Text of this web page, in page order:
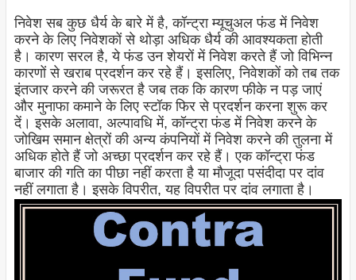
निवेश सब कुछ धैर्य के बारे में है, कॉन्ट्रा म्यूचुअल फंड में निवेश
करने के लिए निवेशकों से थोड़ा अधिक धैर्य की आवश्यकता होती
है। कारण सरल है, ये फंड उन शेयरों में निवेश करते हैं जो विभिन्न
कारणों से खराब प्रदर्शन कर रहे हैं। इसलिए, निवेशकों को तब तक
इंतजार करने की जरूरत है जब तक कि कारण फीके न पड़ जाएं
और मुनाफा कमाने के लिए स्टॉक फिर से प्रदर्शन करना शुरू कर
दें। इसके अलावा, अल्पावधि में, कॉन्ट्रा फंड में निवेश करने के
जोखिम समान क्षेत्रों की अन्य कंपनियों में निवेश करने की तुलना में
अधिक होते हैं जो अच्छा प्रदर्शन कर रहे हैं। एक कॉन्ट्रा फंड
बाजार की गति का पीछा नहीं करता है या मौजूदा पसंदीदा पर दांव
नहीं लगाता है। इसके विपरीत, यह विपरीत पर दांव लगाता है।